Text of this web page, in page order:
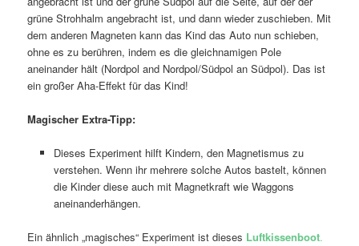
grüne Strohhalm angebracht ist, und dann wieder zuschieben. Mit
dem anderen Magneten kann das Kind das Auto nun schieben,
ohne es zu berühren, indem es die gleichnamigen Pole
aneinander hält (Nordpol and Nordpol/Südpol an Südpol). Das ist
ein großer Aha-Effekt für das Kind!
Magischer Extra-Tipp:
Dieses Experiment hilft Kindern, den Magnetismus zu
verstehen. Wenn ihr mehrere solche Autos bastelt, können
die Kinder diese auch mit Magnetkraft wie Waggons
aneinanderhängen.
Ein ähnlich „magisches“ Experiment ist dieses Luftkissenboot.